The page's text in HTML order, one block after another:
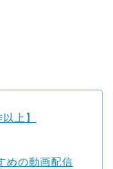
上】
めの動画配信